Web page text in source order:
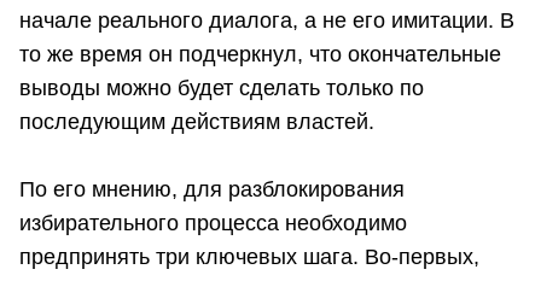
начале реального диалога, а не его имитации. В
то же время он подчеркнул, что окончательные
выводы можно будет сделать только по
последующим действиям властей.
По его мнению, для разблокирования
избирательного процесса необходимо
предпринять три ключевых шага. Во-первых,